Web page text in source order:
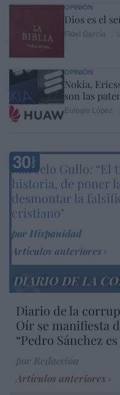
OPINIÓN
Dios es el
OPINIÓN
Nokia,
son las
Marcelo Gullo: “El
historia, de poner
desmontar la
cristiano"
por Hispanidad
Artículos anteriores
DIARIO DE LA
Diario de la
Oír se manifiesta
“Pedro Sánchez
Artículos anteriores